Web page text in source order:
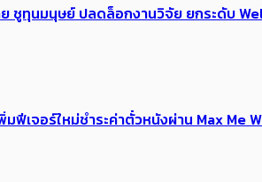
ชูทุนมนุษย์ ปลดล็อกงานวิจัย ยกระดับ
ฟีเจอร์ใหม่ชำระค่าตั๋วหนังผ่าน Max